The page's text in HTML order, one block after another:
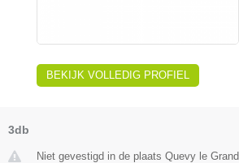
BEKIJK VOLLEDIG PROFIEL
3db
Niet gevestigd in de plaats Quevy le